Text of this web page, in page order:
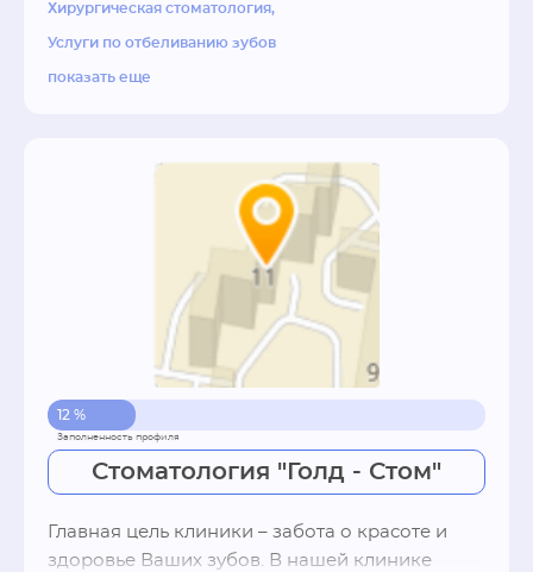
2.	Гарантия качества, прописанная в
Почему стоит обратиться именно к нам?
Внимательное отношение к пациентам.
Уважение к финансовому положению
клиента.
Эффективное лечение.
Квалифицированные врачи с большим
Передовая техника и высококлассные
Хирургическая стоматология
Услуги по отбеливанию зубов
показать еще
12 %
Стоматология "Голд - Стом"
Главная цель клиники – забота о красоте и
здоровье Ваших зубов. В нашей клинике